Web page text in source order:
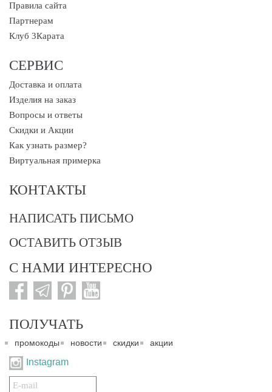
Правила сайта
Партнерам
Клуб 3Карата
СЕРВИС
Доставка и оплата
Изделия на заказ
Вопросы и ответы
Скидки и Акции
Как узнать размер?
Виртуальная примерка
КОНТАКТЫ
НАПИСАТЬ ПИСЬМО
ОСТАВИТЬ ОТЗЫВ
С НАМИ ИНТЕРЕСНО
ПОЛУЧАТЬ
промокоды новости скидки акции
Instagram
Подписаться